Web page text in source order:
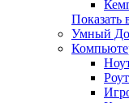
Показать
Умный